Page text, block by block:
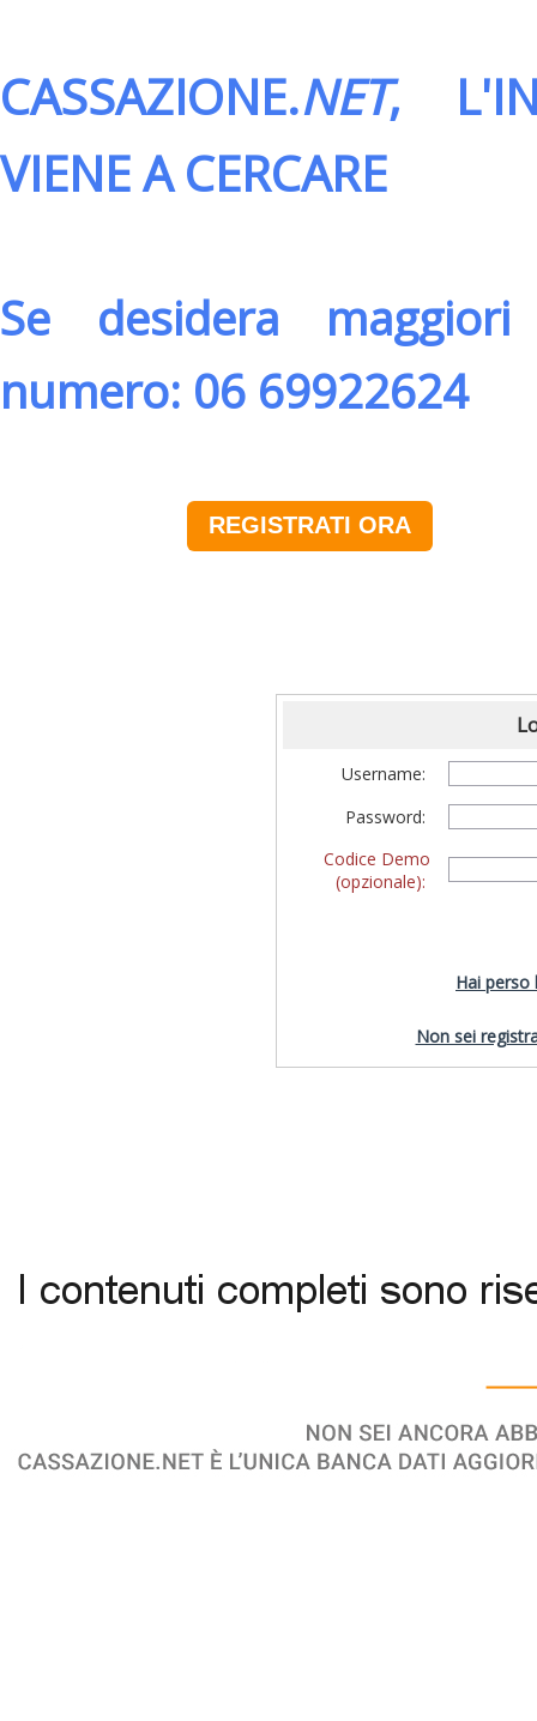
CASSAZIONE.NET,
VIENE A CERCARE
Se desidera
numero: 06 69922624
REGISTRATI ORA
Username:
Password:
Codice Demo
(opzionale):
Hai perso
Non sei